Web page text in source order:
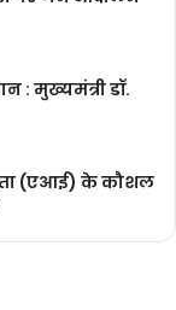
: मुख्यमंत्री डॉ.
(एआई) के कौशल